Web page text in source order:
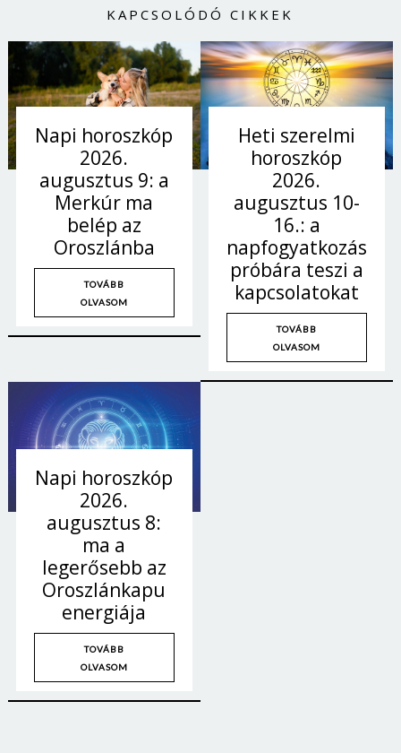
KAPCSOLÓDÓ CIKKEK
Napi horoszkóp
2026.
augusztus 9: a
Merkúr ma
belép az
Oroszlánba
TOVÁBB
OLVASOM
Heti szerelmi
horoszkóp
2026.
augusztus 10-
16.: a
napfogyatkozás
próbára teszi a
kapcsolatokat
TOVÁBB
OLVASOM
Napi horoszkóp
2026.
augusztus 8:
ma a
legerősebb az
Oroszlánkapu
energiája
TOVÁBB
OLVASOM